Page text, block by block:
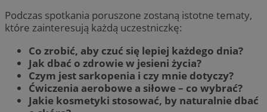
Podczas spotkania poruszone zostaną istotne tematy,
które zainteresują każdą uczestniczkę:
Co zrobić, aby czuć się lepiej każdego dnia?
Jak dbać o zdrowie w jesieni życia?
Czym jest sarkopenia i czy mnie dotyczy?
Ćwiczenia aerobowe a siłowe – co wybrać?
Jakie kosmetyki stosować, by naturalnie dbać